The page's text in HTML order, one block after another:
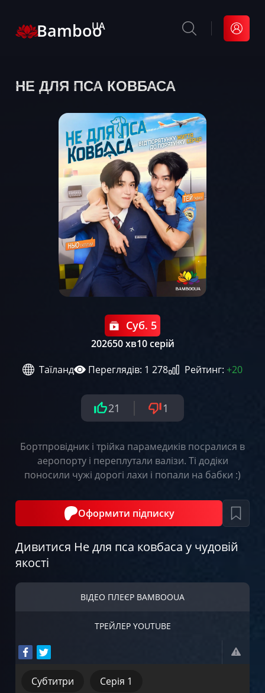
Bamboo
UA
НЕ ДЛЯ ПСА КОВБАСА
Суб. 5
202650 хв10 серій
Таїланд
Переглядів: 1 278 Рейтинг: +20
21 1
Бортпровідник і трійка парамедиків посралися в
аеропорту і переплутали валізи. Ті додіки
поносили чужі дорогі лахи і попали на бабки :)
Оформити підписку
Дивитися Не для пса ковбаса у чудовій
якості
ВІДЕО ПЛЕЄР BAMBOOUA
ТРЕЙЛЕР YOUTUBE
Серія 1
Субтитри